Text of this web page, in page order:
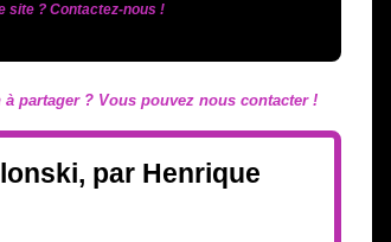
site ? Contactez-nous !
à partager ? Vous pouvez nous contacter !
par Henrique